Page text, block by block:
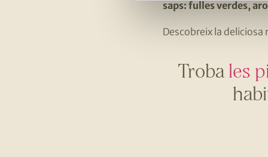
saps: fulles verdes,
Descobreix la
Troba les